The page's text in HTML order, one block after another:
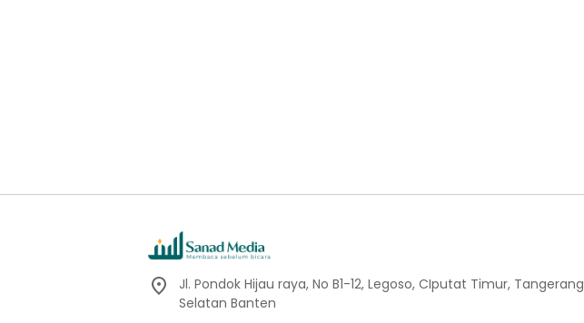
Jl. Pondok Hijau raya, No B1-12, Legoso, CIputat Timur, Tangerang
Selatan Banten